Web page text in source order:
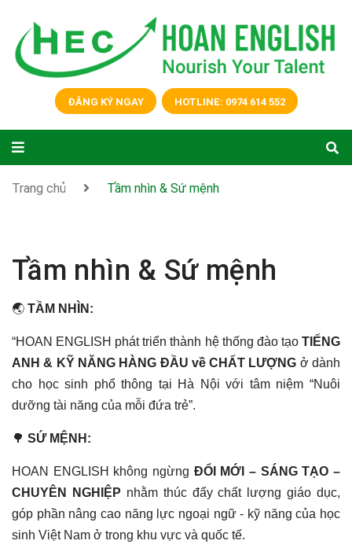
ĐĂNG KÝ NGAY HOTLINE: 0974 614 552
Trang chủ Tầm nhìn & Sứ mệnh
Tầm nhìn & Sứ mệnh
🌏 TẦM NHÌN:
“HOAN ENGLISH phát triển thành hệ thống đào tạo TIẾNG
ANH & KỸ NĂNG HÀNG ĐẦU về CHẤT LƯỢNG ở dành
cho học sinh phổ thông tại Hà Nội với tâm niệm “Nuôi
dưỡng tài năng của mỗi đứa trẻ”.
🌳 SỨ MỆNH:
HOAN ENGLISH không ngừng ĐỔI MỚI – SÁNG TẠO –
CHUYÊN NGHIỆP nhằm thúc đẩy chất lượng giáo dục,
góp phần nâng cao năng lực ngoại ngữ - kỹ năng của học
sinh Việt Nam ở trong khu vực và quốc tế.